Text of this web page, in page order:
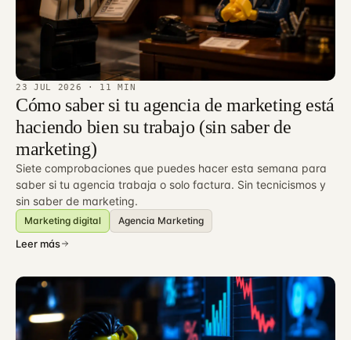
23 JUL 2026 · 11 MIN
Cómo saber si tu agencia de marketing está
haciendo bien su trabajo (sin saber de
marketing)
Siete comprobaciones que puedes hacer esta semana para
saber si tu agencia trabaja o solo factura. Sin tecnicismos y
sin saber de marketing.
Marketing digital Agencia Marketing
Leer más